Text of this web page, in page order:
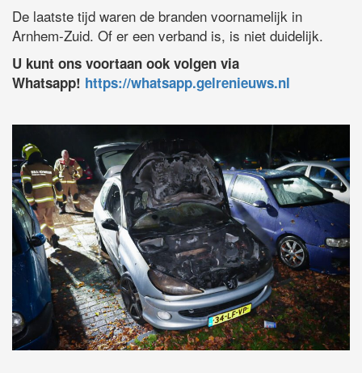
De laatste tijd waren de branden voornamelijk in
Arnhem-Zuid. Of er een verband is, is niet duidelijk.
U kunt ons voortaan ook volgen via
Whatsapp! https://whatsapp.gelrenieuws.nl